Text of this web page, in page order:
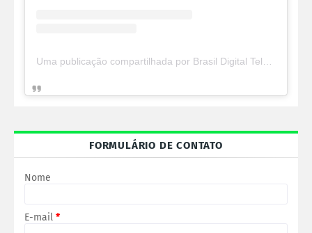
Uma publicação compartilhada por Brasil Digital Telecom (@brasildigitaltelecom)
FORMULÁRIO DE CONTATO
Nome
E-mail *